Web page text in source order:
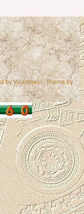
byWordpress, Theme by